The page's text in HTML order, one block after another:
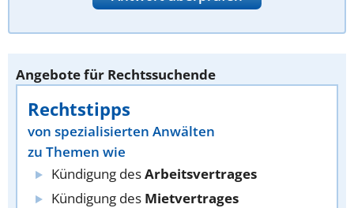
Angebote für Rechtssuchende
Rechtstipps
von spezialisierten Anwälten
zu Themen wie
Kündigung desArbeitsvertrages
Kündigung des Mietvertrages